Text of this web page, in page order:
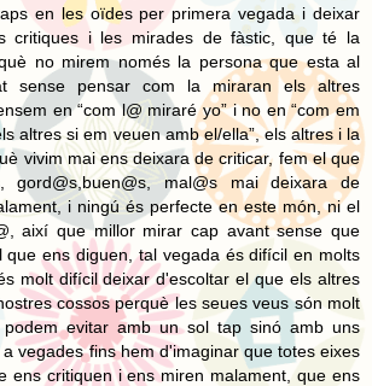
en les oïdes per primera vegada i deixar
critiques i les mirades de fàstic, que té la
no mirem només la persona que esta al
sense pensar com la miraran els altres
en “com l@ miraré yo” i no en “com em
altres si em veuen amb el/ella”, els altres i la
vivim mai ens deixara de criticar, fem el que
gord@s,buen@s, mal@s mai deixara de
i ningú és perfecte en este món, ni el
així que millor mirar cap avant sense que
que ens diguen, tal vegada és difícil en molts
molt difícil deixar d'escoltar el que els altres
cossos perquè les seues veus són molt
evitar amb un sol tap sinó amb uns
vegades fins hem d'imaginar que totes eixes
ens critiquen i ens miren malament, que ens